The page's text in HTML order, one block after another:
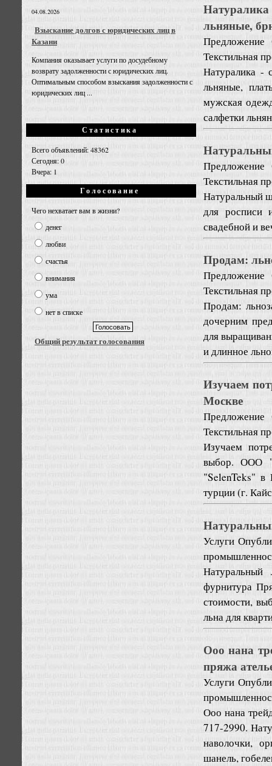
04.08.2026
Взыскание долгов с юридических лиц в
Казани
Компания оказывает услуги по досудебному
возврату задолженности с юридических лиц.
Оптимальным способом взыскания задолженности с
юридических лиц ...
Статистика
Всего объявлений: 48362
Сегодня: 0
Вчера: 1
Голосование
Чего нехватает вам в жизни?
денег
любви
счастья
внимания
ума
нет в списке
Общий результат голосования
льняные,
Предложение
Текстильная
Натуралика -
льняные,
мужская
салфетки
Предложение
Текстильная
Натуральный
для росписи
свадебной и
Продам:
Предложение
Текстильная
Продам:
дочерним
для
и длинное
Изучаем
Москве
Предложение
Текстильная
Изучаем
выбор. ООО
"SelenTeks"
турции (г.
Услуги
фурнитура
стоимости,
льна для
Ооо нана
пряжа
Услуги
Ооо нана
717-2990.
наволочки,
шанель,